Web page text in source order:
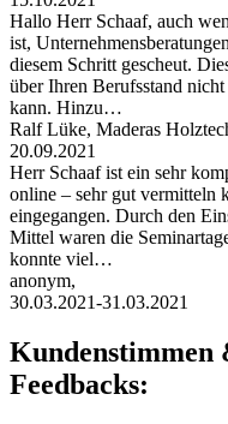
Hallo Herr Schaaf, auch
ist,
diesem Schritt gescheut.
über Ihren Berufsstand
kann. Hinzu…
Ralf Lüke, Maderas
20.09.2021
Herr Schaaf ist ein sehr
online – sehr gut vermitteln
eingegangen. Durch den
Mittel waren die
konnte viel…
anonym,
30.03.2021-31.03.2021
Kundenstimmen
Feedbacks: